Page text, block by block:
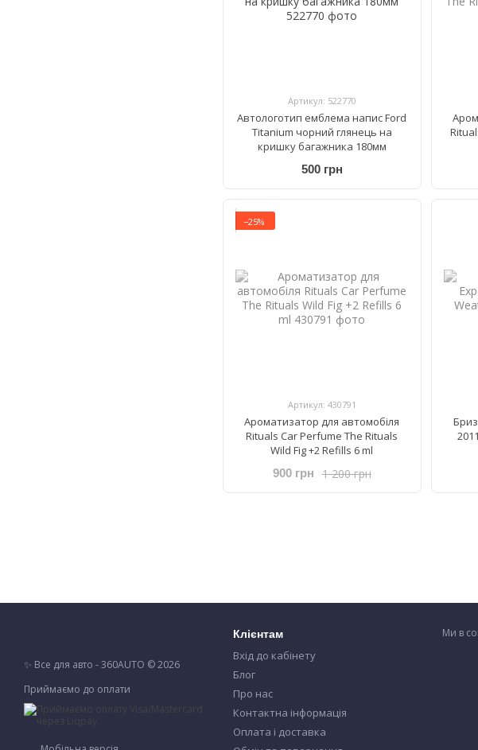
Артикул: 522770
Автологотип емблема напис Ford
Titanium чорний глянець на
кришку багажника 180мм
500 грн
−25%
Артикул: 430791
Ароматизатор для автомобіля
Rituals ​Car Perfume The Rituals
Wild Fig +2 Refills 6 ml
1 200 грн
900 грн
✨ Все для авто - 360AUTO © 2026
Приймаємо до оплати
Клієнтам
Вхід до кабінету
Блог
Про нас
Контактна інформація
Оплата і доставка
Ми в